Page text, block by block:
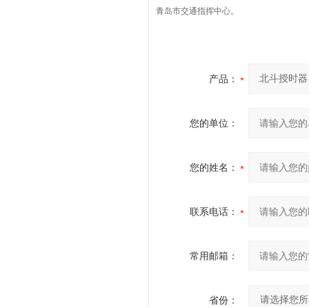
青岛市交通指挥中心。
产品：
您的单位：
您的姓名：
联系电话：
常用邮箱：
省份：